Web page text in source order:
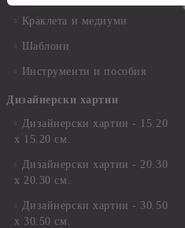
Краклета и медиуми
Шаблони
Инструменти и пособия
Дизайнерски хартии
Дизайнерски хартии - 15.20
х 15.20 см.
Дизайнерски хартии - 20.30
х 20.30 см.
Дизайнерски хартии - 30.50
х 30.50 см.